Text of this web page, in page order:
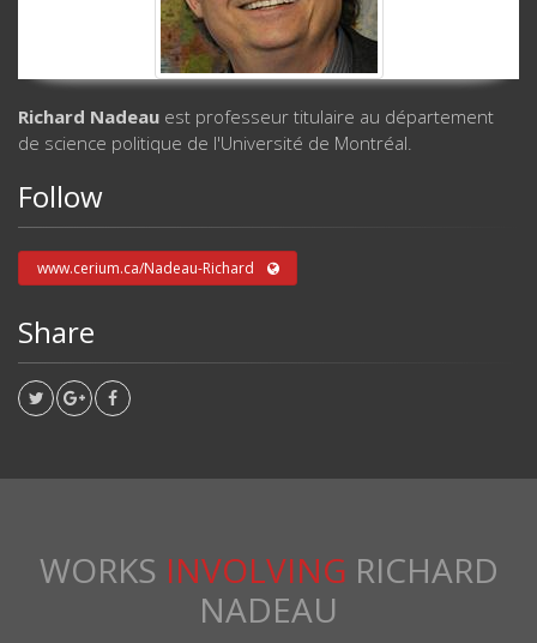
Richard Nadeau est professeur titulaire au département
de science politique de l'Université de Montréal.
Follow
www.cerium.ca/Nadeau-Richard
Share
WORKS INVOLVING RICHARD
NADEAU